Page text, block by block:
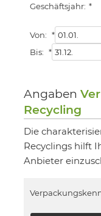
Geschäftsjahr: *
Von: *
Bis: *
Angaben
Recycling
Die
Recyclings hilft
Anbieter